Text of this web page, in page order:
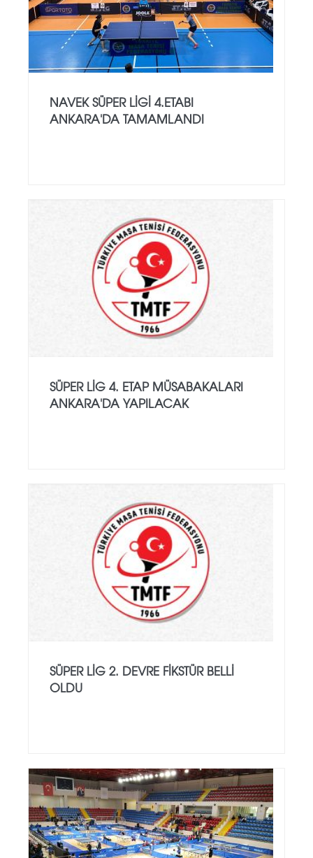
NAVEK SÜPER LIGI 4.ETABI
ANKARA'DA TAMAMLANDI
SÜPER LIG 4. ETAP MÜSABAKALARI
ANKARA'DA YAPILACAK
SÜPER LİG 2. DEVRE FIKSTÜR BELLI
OLDU